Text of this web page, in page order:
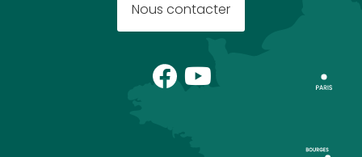
Nous contacter